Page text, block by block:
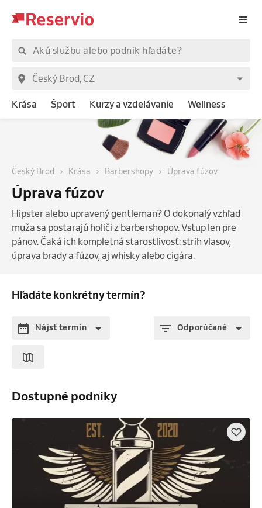
Krása Šport Kurzy a vzdelávanie Wellness
Český Brod Krása Barbershopy Úprava fúzov
Úprava fúzov
Hipster alebo upravený gentleman? O dokonalý vzhľad
muža sa postarajú holiči z barbershopov. Vstup len pre
pánov. Čaká ich kompletná starostlivosť: strih vlasov,
úprava brady a fúzov, aj whisky alebo cigára.
Hľadáte konkrétny termín?
Nájsť termín Odporúčané
Dostupné podniky